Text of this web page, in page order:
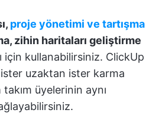
proje yönetimi ve tartışma
zihin haritaları geliştirme
için kullanabilirsiniz. ClickUp
uzaktan ister karma
üyelerinin aynı